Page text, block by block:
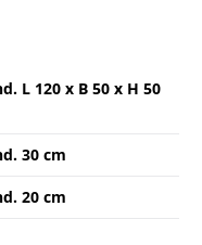
L 120 x B 50 x H 50
30 cm
20 cm